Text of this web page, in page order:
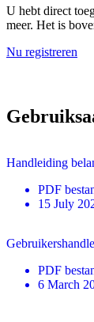
U hebt direct
meer. Het is
Nu registreren
Handleiding
PDF
15 July
PDF
6 March